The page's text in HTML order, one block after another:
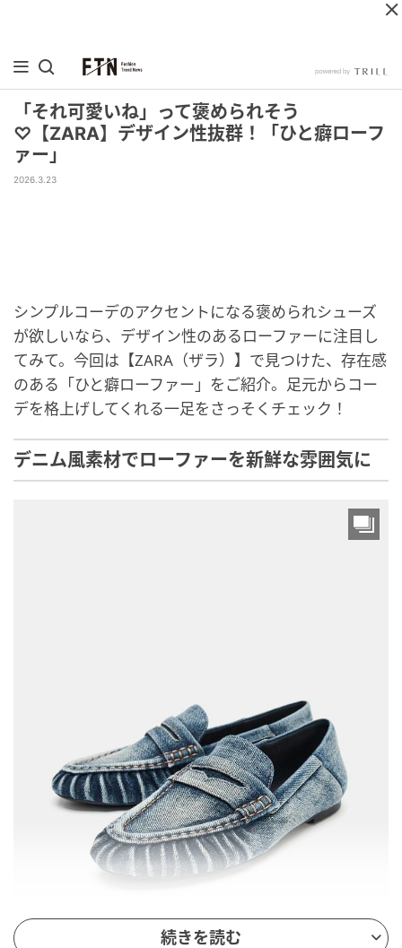
「それ可愛いね」って褒められそう
♡【ZARA】デザイン性抜群！「ひと癖ローフ
ァー」
2026.3.23
シンプルコーデのアクセントになる褒められシューズ
が欲しいなら、デザイン性のあるローファーに注目し
てみて。今回は【ZARA（ザラ）】で見つけた、存在感
のある「ひと癖ローファー」をご紹介。足元からコー
デを格上げしてくれる一足をさっそくチェック！
デニム風素材でローファーを新鮮な雰囲気に
続きを読む